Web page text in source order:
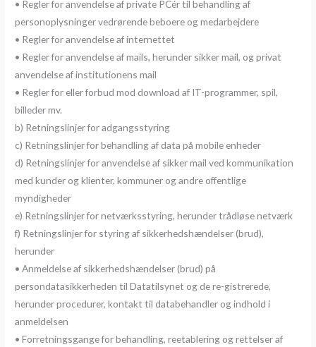
• Regler for anvendelse af private PCér til behandling af
personoplysninger vedrørende beboere og medarbejdere
• Regler for anvendelse af internettet
• Regler for anvendelse af mails, herunder sikker mail, og privat
anvendelse af institutionens mail
• Regler for eller forbud mod download af IT-programmer, spil,
billeder mv.
b) Retningslinjer for adgangsstyring
c) Retningslinjer for behandling af data på mobile enheder
d) Retningslinjer for anvendelse af sikker mail ved kommunikation
med kunder og klienter, kommuner og andre offentlige
myndigheder
e) Retningslinjer for netværksstyring, herunder trådløse netværk
f) Retningslinjer for styring af sikkerhedshændelser (brud),
herunder
• Anmeldelse af sikkerhedshændelser (brud) på
persondatasikkerheden til Datatilsynet og de re-gistrerede,
herunder procedurer, kontakt til databehandler og indhold i
anmeldelsen
• Forretningsgange for behandling, reetablering og rettelser af